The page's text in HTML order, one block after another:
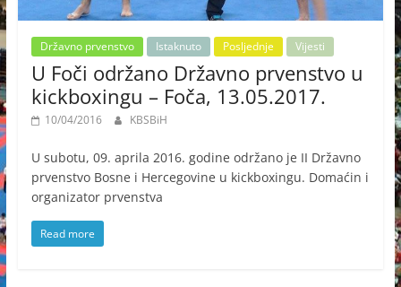
Državno prvenstvo Istaknuto Posljednje Vijesti
U Foči održano Državno prvenstvo u
kickboxingu – Foča, 13.05.2017.
10/04/2016 KBSBiH
U subotu, 09. aprila 2016. godine održano je II Državno
prvenstvo Bosne i Hercegovine u kickboxingu. Domaćin i
organizator prvenstva
Read more